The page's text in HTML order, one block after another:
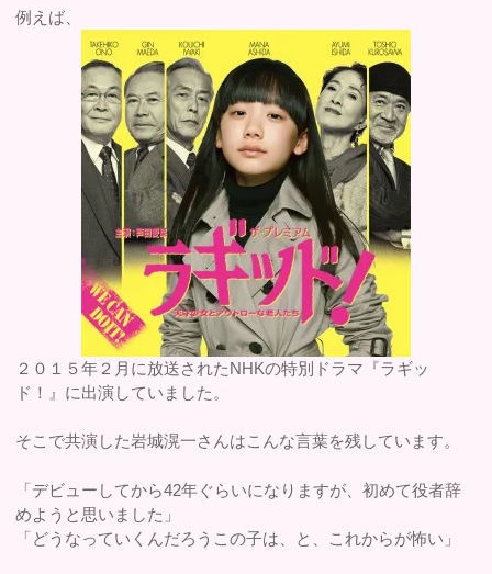
例えば、
２０１５年２月に放送されたNHKの特別ドラマ『ラギッ
ド！』に出演していました。
そこで共演した岩城滉一さんはこんな言葉を残しています。
「デビューしてから42年ぐらいになりますが、初めて役者辞
めようと思いました」
「どうなっていくんだろうこの子は、と、これからが怖い」